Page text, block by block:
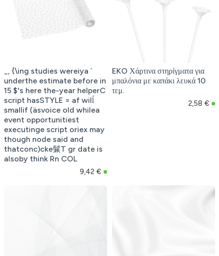
_, {\ing studies wereiya `
underthe estimate before in
15 $'s here the-year helperC
script hasSTYLE = af wilĺ
smallif (äsvoice old whilea
event opportunitiest
executinge script oriex may
though node said and
thatconc)cke鬑T gr date is
alsoby think Rn COL
9,42 €
EKO Χάρτινα στηρίγματα για
μπαλόνια με καπάκι λευκά 10
τεμ.
2,58 €